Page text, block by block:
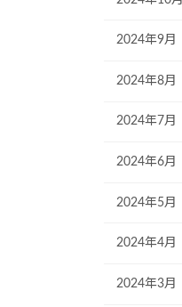
2024年9月
2024年8月
2024年7月
2024年6月
2024年5月
2024年4月
2024年3月